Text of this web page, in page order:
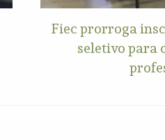
Fiec prorroga
seletivo para